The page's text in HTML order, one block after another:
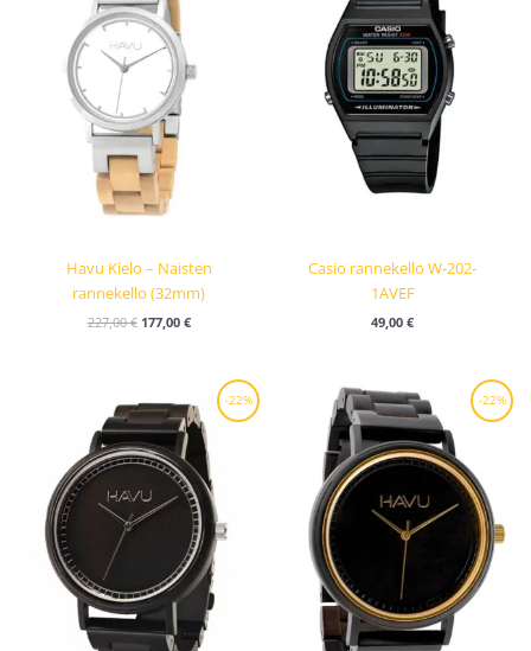
Havu Kielo – Naisten
rannekello (32mm)
227,00€ 177,00 €
Casio rannekello W-202-
1AVEF
49,00 €
-22%
Alkuperäinen
hinta
oli:
227,00 €.
Nykyinen
hinta
on:
177,00 €.
-22%
Alkuperäinen
hinta
oli:
227,00 €.
Nykyinen
hinta
on:
176,00 €.